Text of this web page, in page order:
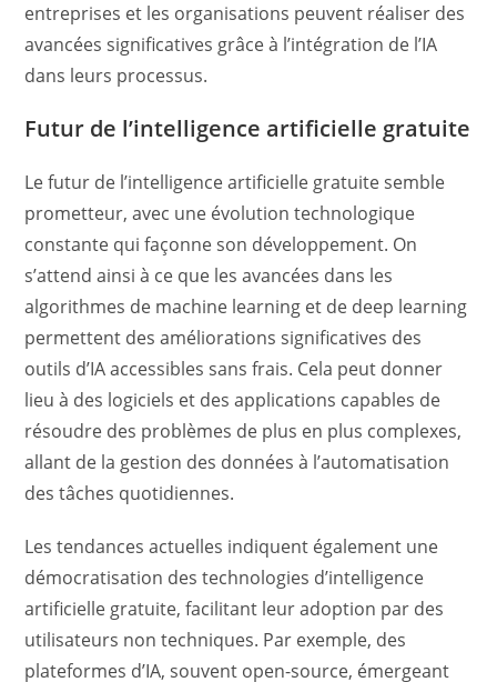
entreprises et les organisations peuvent réaliser des
avancées significatives grâce à l’intégration de l’IA
dans leurs processus.
Futur de l’intelligence artificielle gratuite
Le futur de l’intelligence artificielle gratuite semble
prometteur, avec une évolution technologique
constante qui façonne son développement. On
s’attend ainsi à ce que les avancées dans les
algorithmes de machine learning et de deep learning
permettent des améliorations significatives des
outils d’IA accessibles sans frais. Cela peut donner
lieu à des logiciels et des applications capables de
résoudre des problèmes de plus en plus complexes,
allant de la gestion des données à l’automatisation
des tâches quotidiennes.
Les tendances actuelles indiquent également une
démocratisation des technologies d’intelligence
artificielle gratuite, facilitant leur adoption par des
utilisateurs non techniques. Par exemple, des
plateformes d’IA, souvent open-source, émergeant